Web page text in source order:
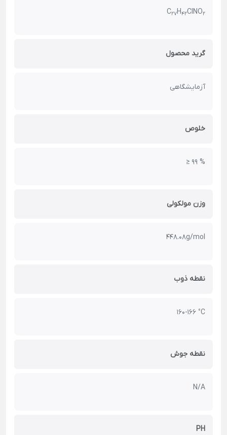
C27H42ClNO2
گرید محصول
آزمایشگاهی
خلوص
≥ 99 %
وزن مولکولی
448.08g/mol
نقطه ذوب
160-166 °C
نقطه جوش
N/A
PH